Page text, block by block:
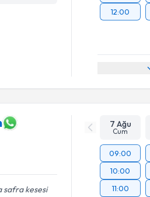
12:00
safra kesesi
7 Ağu
Cum
09:00
10:00
11:00